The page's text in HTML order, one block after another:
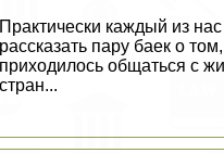
Пpaктически каждый из
рассказать пару баек о
приходилось общаться с
стран...